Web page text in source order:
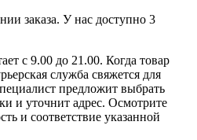
заказа. У нас доступно 3
с 9.00 до 21.00. Когда товар
служба свяжется для
предложит выбрать
и уточнит адрес. Осмотрите
и соответствие указанной